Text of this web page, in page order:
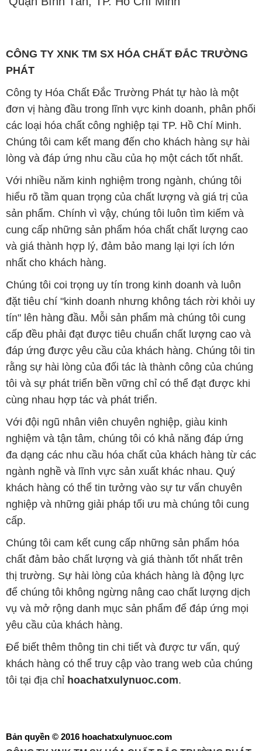
CÔNG TY XNK TM SX HÓA CHẤT ĐẮC TRƯỜNG
PHÁT
Công ty Hóa Chất Đắc Trường Phát tự hào là một
đơn vị hàng đầu trong lĩnh vực kinh doanh, phân phối
các loại hóa chất công nghiệp tại TP. Hồ Chí Minh.
Chúng tôi cam kết mang đến cho khách hàng sự hài
lòng và đáp ứng nhu cầu của họ một cách tốt nhất.
Với nhiều năm kinh nghiệm trong ngành, chúng tôi
hiểu rõ tầm quan trọng của chất lượng và giá trị của
sản phẩm. Chính vì vậy, chúng tôi luôn tìm kiếm và
cung cấp những sản phẩm hóa chất chất lượng cao
và giá thành hợp lý, đảm bảo mang lại lợi ích lớn
nhất cho khách hàng.
Chúng tôi coi trọng uy tín trong kinh doanh và luôn
đặt tiêu chí "kinh doanh nhưng không tách rời khỏi uy
tín" lên hàng đầu. Mỗi sản phẩm mà chúng tôi cung
cấp đều phải đạt được tiêu chuẩn chất lượng cao và
đáp ứng được yêu cầu của khách hàng. Chúng tôi tin
rằng sự hài lòng của đối tác là thành công của chúng
tôi và sự phát triển bền vững chỉ có thể đạt được khi
cùng nhau hợp tác và phát triển.
Với đội ngũ nhân viên chuyên nghiệp, giàu kinh
nghiệm và tận tâm, chúng tôi có khả năng đáp ứng
đa dạng các nhu cầu hóa chất của khách hàng từ các
ngành nghề và lĩnh vực sản xuất khác nhau. Quý
khách hàng có thể tin tưởng vào sự tư vấn chuyên
nghiệp và những giải pháp tối ưu mà chúng tôi cung
cấp.
Chúng tôi cam kết cung cấp những sản phẩm hóa
chất đảm bảo chất lượng và giá thành tốt nhất trên
thị trường. Sự hài lòng của khách hàng là động lực
để chúng tôi không ngừng nâng cao chất lượng dịch
vụ và mở rộng danh mục sản phẩm để đáp ứng mọi
yêu cầu của khách hàng.
Để biết thêm thông tin chi tiết và được tư vấn, quý
khách hàng có thể truy cập vào trang web của chúng
tôi tại địa chỉ hoachatxulynuoc.com.
Bản quyền © 2016 hoachatxulynuoc.com